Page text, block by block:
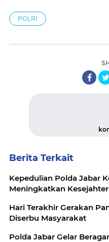
POLRI
Berita Terkait
Kepedulian Polda Jabar
Meningkatkan
Hari Terakhir Gerakan
Diserbu Masyarakat
Polda Jabar Gelar